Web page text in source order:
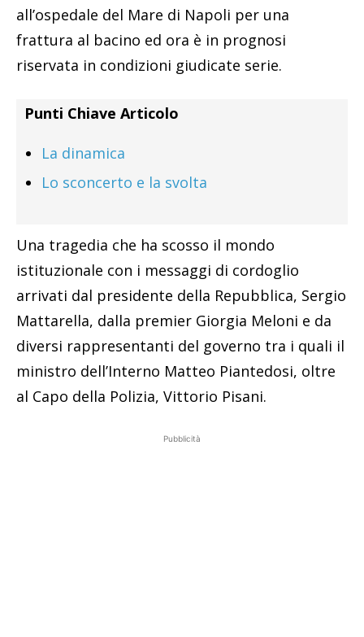
all’ospedale del Mare di Napoli per una
frattura al bacino ed ora è in prognosi
riservata in condizioni giudicate serie.
Punti Chiave Articolo
La dinamica
Lo sconcerto e la svolta
Una tragedia che ha scosso il mondo
istituzionale con i messaggi di cordoglio
arrivati dal presidente della Repubblica, Sergio
Mattarella, dalla premier Giorgia Meloni e da
diversi rappresentanti del governo tra i quali il
ministro dell’Interno Matteo Piantedosi, oltre
al Capo della Polizia, Vittorio Pisani.
Pubblicità